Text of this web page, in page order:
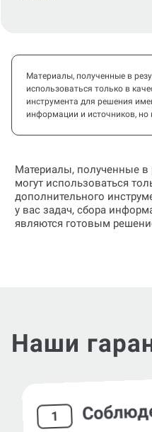
Материалы, полученные в
использоваться только в
инструмента для решения
информации и источников,
Материалы, полученные в
могут использоваться
дополнительного
у вас задач, сбора
являются готовым
Наши
1